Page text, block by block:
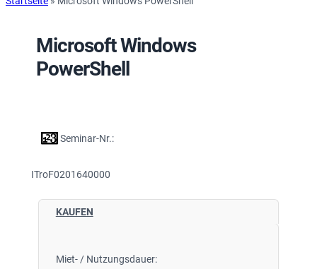
Microsoft Windows
PowerShell
Seminar-Nr.:
ITroF0201640000
KAUFEN
Miet- / Nutzungsdauer: